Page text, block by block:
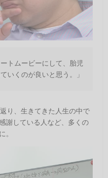
トムービーにして、胎児
いくのが良いと思う。」
り、生きてきた人生の中で
謝している人など、多くの
。